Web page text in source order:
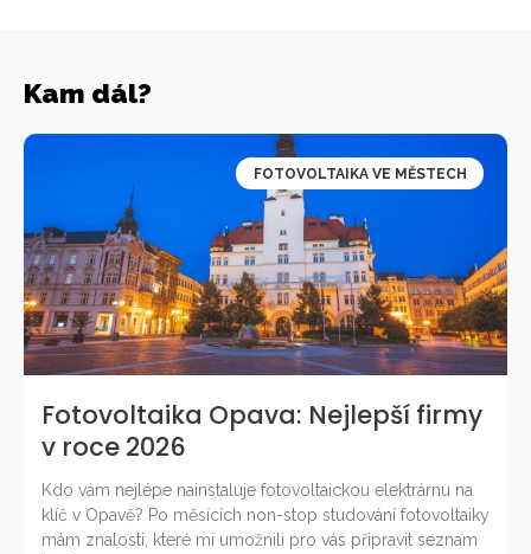
Kam dál?
FOTOVOLTAIKA VE MĚSTECH
Fotovoltaika Opava: Nejlepší firmy
v roce 2026
Kdo vám nejlépe nainstaluje fotovoltaickou elektrárnu na
klíč v Opavě? Po měsících non-stop studování fotovoltaiky
mám znalosti, které mi umožnili pro vás připravit seznam